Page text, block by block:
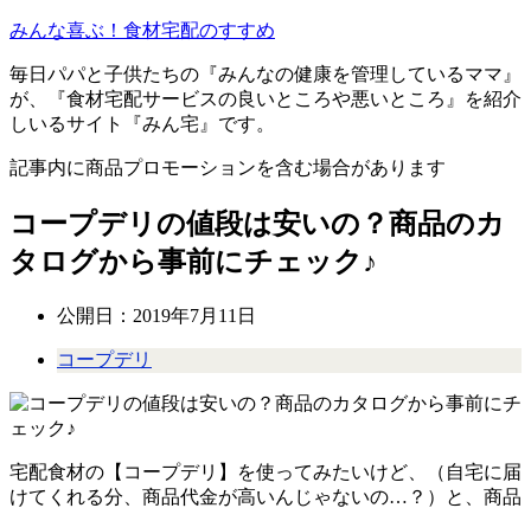
みんな喜ぶ！食材宅配のすすめ
毎日パパと子供たちの『みんなの健康を管理しているママ』
が、『食材宅配サービスの良いところや悪いところ』を紹介
しいるサイト『みん宅』です。
記事内に商品プロモーションを含む場合があります
コープデリの値段は安いの？商品のカ
タログから事前にチェック♪
公開日： 2019年7月11日
コープデリ
宅配食材の【コープデリ】を使ってみたいけど、（自宅に届
けてくれる分、商品代金が高いんじゃないの…？）と、商品